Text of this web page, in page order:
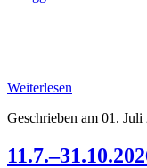
Weiterlesen
Geschrieben am 01. Juli